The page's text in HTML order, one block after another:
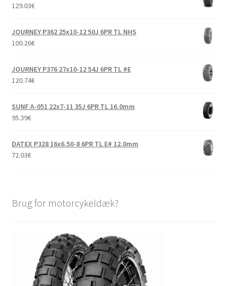
129.03€
JOURNEY P362 25x10-12 50J 6PR TL NHS
100.26€
JOURNEY P376 27x10-12 54J 6PR TL #E
120.74€
SUNF A-051 22x7-11 35J 6PR TL 16.0mm
95.39€
DATEX P328 16x6.50-8 6PR TL E# 12.0mm
72.03€
Brug for motorcykeldæk?